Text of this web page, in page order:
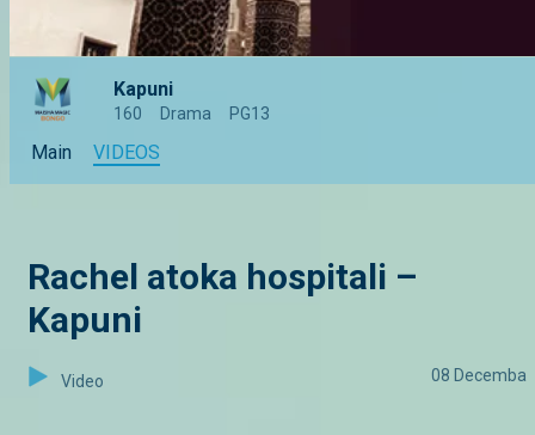
Kapuni
160 Drama PG13
Main VIDEOS
Rachel atoka hospitali –
Kapuni
Video 08 Decemba